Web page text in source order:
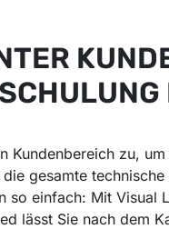
Kundenbereich zu,
gesamte
so einfach: Mit
lässt Sie nach dem